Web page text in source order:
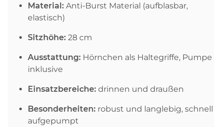
Material: Anti-Burst Material (aufblasbar,
elastisch)
Sitzhöhe: 28 cm
Ausstattung: Hörnchen als Haltegriffe, Pumpe
inklusive
Einsatzbereiche: drinnen und draußen
Besonderheiten: robust und langlebig, schnell
aufgepumpt